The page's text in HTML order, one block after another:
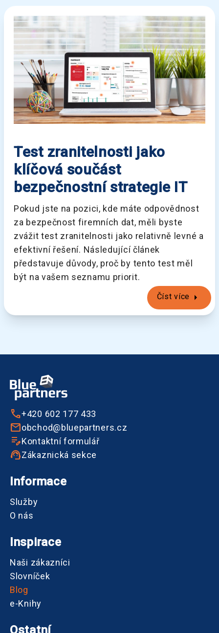
Test zranitelnosti jako
klíčová součást
bezpečnostní strategie IT
Pokud jste na pozici, kde máte odpovědnost
za bezpečnost firemních dat, měli byste
zvážit test zranitelnosti jako relativně levné a
efektivní řešení. Následující článek
představuje důvody, proč by tento test měl
být na vašem seznamu priorit.
Číst více arrow_right
+420 602 177 433
obchod@bluepartners.cz
Kontaktní formulář
Zákaznická sekce
Informace
Služby
O nás
Inspirace
Naši zákazníci
Slovníček
Blog
e-Knihy
Ostatní